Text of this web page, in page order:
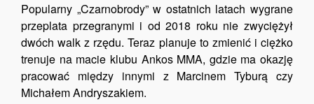
Popularny „Czarnobrody” w ostatnich latach wygrane
przeplata przegranymi i od 2018 roku nie zwyciężył
dwóch walk z rzędu. Teraz planuje to zmienić i ciężko
trenuje na macie klubu Ankos MMA, gdzie ma okazję
pracować między innymi z Marcinem Tyburą czy
Michałem Andryszakiem.